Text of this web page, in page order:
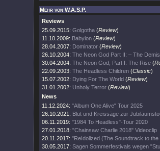
Mehr von W.A.S.P.
Reviews
25.09.2015: Golgotha (Review)
11.10.2009: Babylon (Review)
28.04.2007: Dominator (Review)
26.10.2004: The Neon God Part II: – The
30.04.2004: The Neon God, Part I: The Rise (
22.09.2003: The Headless Children (Classic)
15.07.2002: Dying For The World (Review)
31.01.2002: Unholy Terror (Review)
News
11.12.2024: "Album One Alive" Tour 2025
26.10.2021: Blut und Kreissäge zur
06.11.2019: "1984 To Headless"-Tour 2020
27.01.2018: "Chainsaw Charlie 2018" Videoclip
20.11.2017: "ReIdolized (The Soundtrack to the
30.05.2017: Sagen Sommerfestivals wegen